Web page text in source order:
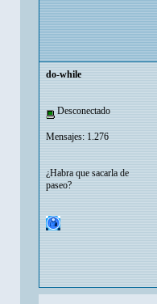
do-while
Desconectado
Mensajes: 1.276
¿Habra que sacarla de
paseo?